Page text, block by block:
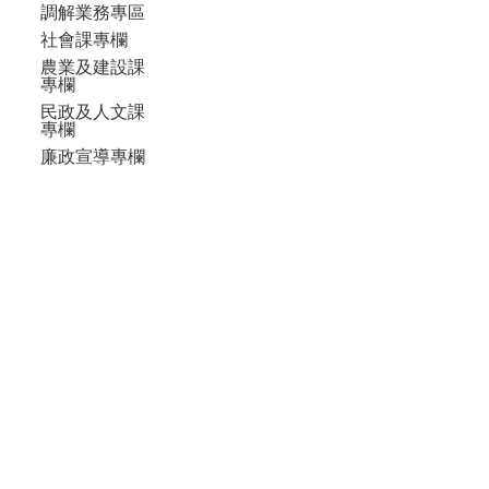
調解業務專區
社會課專欄
農業及建設課
專欄
民政及人文課
專欄
廉政宣導專欄